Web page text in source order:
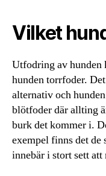
Vilket
Utfodring av hunden
hunden torrfoder.
alternativ och
blötfoder där allting
burk det kommer i.
exempel finns det de
innebär i stort sett